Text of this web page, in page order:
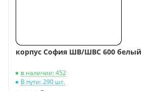
корпус София ШВ/ШВС 600 белый
в наличии: 452
В пути: 290 шт.